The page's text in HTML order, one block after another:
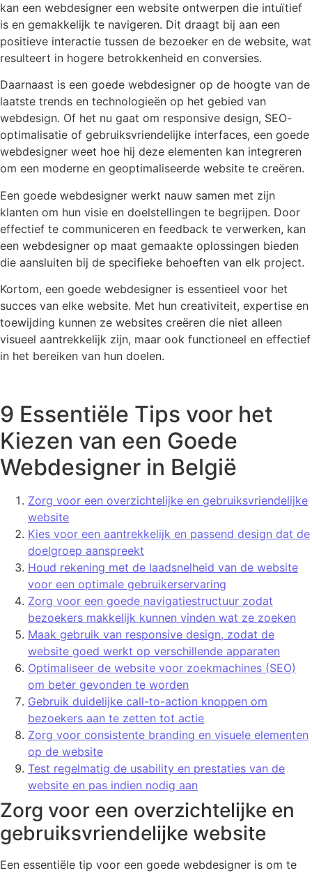
kan een webdesigner een website ontwerpen die intuïtief
is en gemakkelijk te navigeren. Dit draagt bij aan een
positieve interactie tussen de bezoeker en de website, wat
resulteert in hogere betrokkenheid en conversies.
Daarnaast is een goede webdesigner op de hoogte van de
laatste trends en technologieën op het gebied van
webdesign. Of het nu gaat om responsive design, SEO-
optimalisatie of gebruiksvriendelijke interfaces, een goede
webdesigner weet hoe hij deze elementen kan integreren
om een moderne en geoptimaliseerde website te creëren.
Een goede webdesigner werkt nauw samen met zijn
klanten om hun visie en doelstellingen te begrijpen. Door
effectief te communiceren en feedback te verwerken, kan
een webdesigner op maat gemaakte oplossingen bieden
die aansluiten bij de specifieke behoeften van elk project.
Kortom, een goede webdesigner is essentieel voor het
succes van elke website. Met hun creativiteit, expertise en
toewijding kunnen ze websites creëren die niet alleen
visueel aantrekkelijk zijn, maar ook functioneel en effectief
in het bereiken van hun doelen.
9 Essentiële Tips voor het
Kiezen van een Goede
Webdesigner in België
Zorg voor een overzichtelijke en gebruiksvriendelijke
website
Kies voor een aantrekkelijk en passend design dat de
doelgroep aanspreekt
Houd rekening met de laadsnelheid van de website
voor een optimale gebruikerservaring
Zorg voor een goede navigatiestructuur zodat
bezoekers makkelijk kunnen vinden wat ze zoeken
Maak gebruik van responsive design, zodat de
website goed werkt op verschillende apparaten
Optimaliseer de website voor zoekmachines (SEO)
om beter gevonden te worden
Gebruik duidelijke call-to-action knoppen om
bezoekers aan te zetten tot actie
Zorg voor consistente branding en visuele elementen
op de website
Test regelmatig de usability en prestaties van de
website en pas indien nodig aan
Zorg voor een overzichtelijke en
gebruiksvriendelijke website
Een essentiële tip voor een goede webdesigner is om te